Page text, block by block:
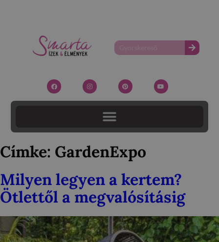
Címke: GardenExpo
Milyen legyen a kertem?
Ötlettől a megvalósításig